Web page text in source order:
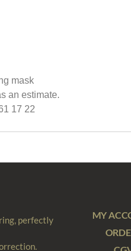
mask
an estimate.
17 22
perfectly
MY